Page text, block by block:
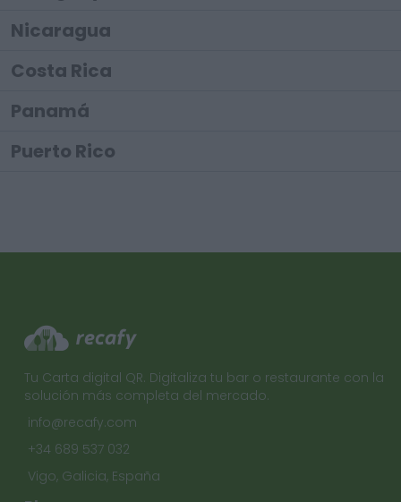
Nicaragua
Costa Rica
Panamá
Puerto Rico
Tu Carta digital QR. Digitaliza tu bar o restaurante con la
solución más completa del mercado.
info@recafy.com
+34 689 537 032
Vigo, Galicia, España